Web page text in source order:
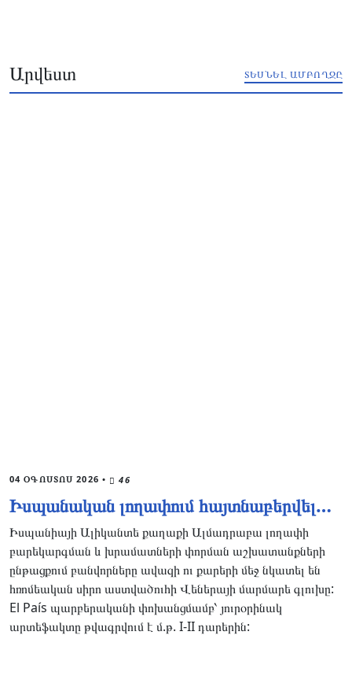
Արվեստ ՏԵՍՆԵԼ ԱՄԲՈՂՋԸ
04 ՕԳՈՍՏՈՍ 2026 • 46
Իսպանական լողափում հայտնաբերվել…
Իսպանիայի Ալիկանտե քաղաքի Ալմադրաբա լողափի
բարեկարգման և խրամատների փորման աշխատանքների
ընթացքում բանվորները ավազի ու քարերի մեջ նկատել են
հռոմեական սիրո աստվածուհի Վեներայի մարմարե գլուխը:
El País պարբերականի փոխանցմամբ՝ յուրօրինակ
արտեֆակտը թվագրվում է մ.թ. I-II դարերին: